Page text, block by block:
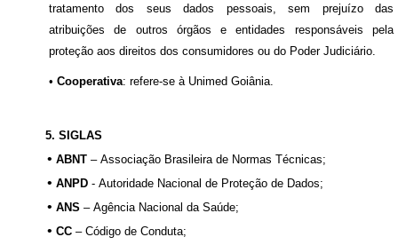
tratamento dos seus dados pessoais, sem prejuízo das
atribuições de outros órgãos e entidades responsáveis pela
proteção aos direitos dos consumidores ou do Poder Judiciário.
• Cooperativa: refere-se à Unimed Goiânia
5. SIGLAS
• ABNT – Associação Brasileira de Normas Técnicas;
• ANPD - Autoridade Nacional de Proteção de Dados;
• ANS – Agência Nacional da Saúde;
• CC – Código de Conduta;